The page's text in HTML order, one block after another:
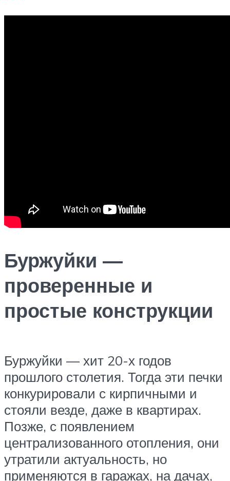
Буржуйки —
проверенные и
простые конструкции
Буржуйки — хит 20-х годов
прошлого столетия. Тогда эти печки
конкурировали с кирпичными и
стояли везде, даже в квартирах.
Позже, с появлением
централизованного отопления, они
утратили актуальность, но
применяются в гаражах, на дачах,